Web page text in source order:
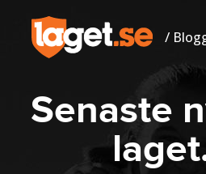
/
Senaste